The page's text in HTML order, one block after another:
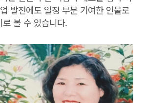
발전에도 일정 부분 기여한 인물로
볼 수 있습니다.